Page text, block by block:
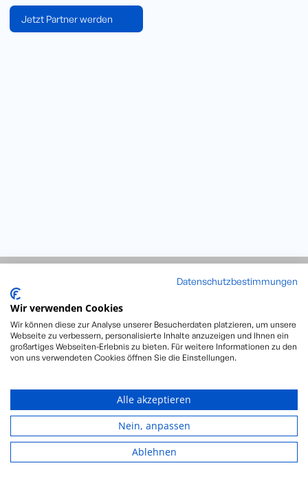
Jetzt Partner werden
Ich bin einverstanden, dass im Rahmen der Formularübermittlung
meine Verbindungsdaten (z. B. IP-Adresse) durch Google Ireland
Limited, Gordon House, Barrow Street, Dublin 4, Irland für den
Zugriffen von US-Behörden ausgesetzt sind. Ferner mangelt es an
Rechtsbehelfsmöglichkeiten und Betroffenenrechte können nur
eingeschränkt gewährleistet werden. Weitere Infos in unserer
Datenschutzerklärung
Datenschutzbestimmungen
Wir verwenden Cookies
Wir können diese zur Analyse unserer Besucherdaten platzieren, um unsere
Webseite zu verbessern, personalisierte Inhalte anzuzeigen und Ihnen ein
großartiges Webseiten-Erlebnis zu bieten. Für weitere Informationen zu den
von uns verwendeten Cookies öffnen Sie die Einstellungen.
Alle akzeptieren
Nein, anpassen
Ablehnen